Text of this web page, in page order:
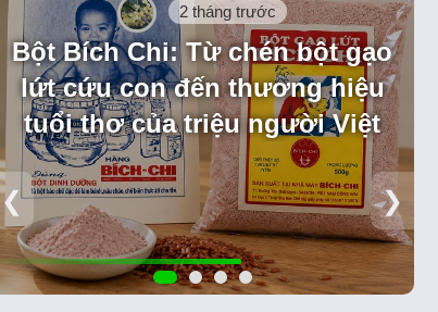
2 tháng trước
Bột Bích Chi: Từ chén bột gạo
lứt cứu con đến thương hiệu
tuổi thơ của triệu người Việt
❮ ❯